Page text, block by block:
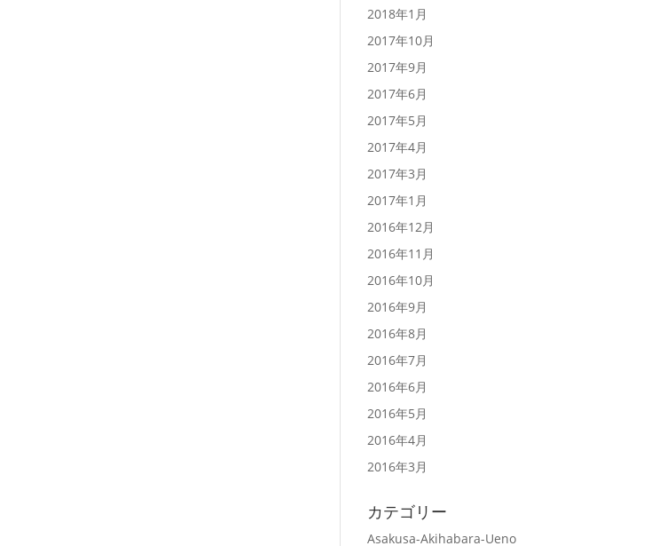
2018年1月
2017年10月
2017年9月
2017年6月
2017年5月
2017年4月
2017年3月
2017年1月
2016年12月
2016年11月
2016年10月
2016年9月
2016年8月
2016年7月
2016年6月
2016年5月
2016年4月
2016年3月
カテゴリー
Asakusa-Akihabara-Ueno